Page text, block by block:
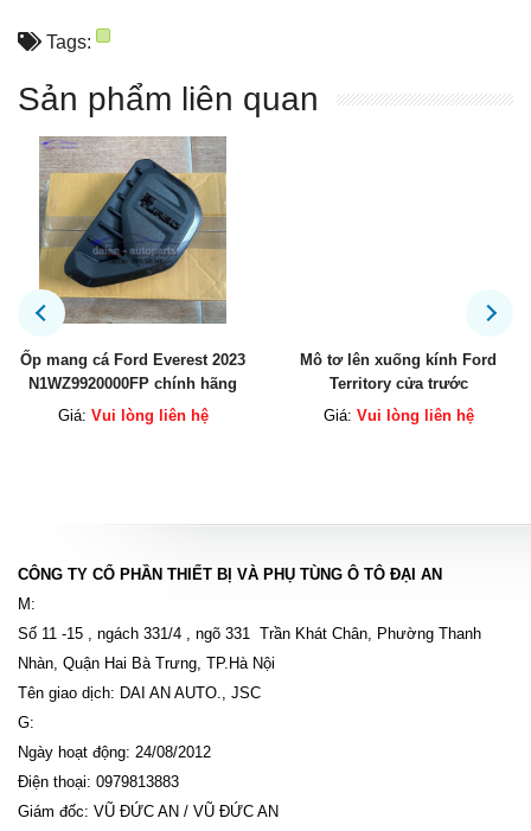
Tags:
Sản phẩm liên quan
Ốp mang cá Ford Everest 2023
N1WZ9920000FP chính hãng
Giá: Vui lòng liên hệ
Mô tơ lên xuống kính Ford
Territory cửa trước
NS1V14553AA chính hãng
Giá: Vui lòng liên hệ
CÔNG TY CỔ PHẦN THIẾT BỊ VÀ PHỤ TÙNG Ô TÔ ĐẠI AN
M:
Số 11 -15 , ngách 331/4 , ngõ 331 Trần Khát Chân, Phường Thanh
Nhàn, Quận Hai Bà Trưng, TP.Hà Nội
Tên giao dịch: DAI AN AUTO., JSC
G:
Ngày hoạt động: 24/08/2012
Điện thoại: 0979813883
Giám đốc: VŨ ĐỨC AN / VŨ ĐỨC AN